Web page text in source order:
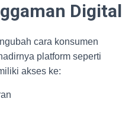
Digital
cara konsumen
platform seperti
akses ke: